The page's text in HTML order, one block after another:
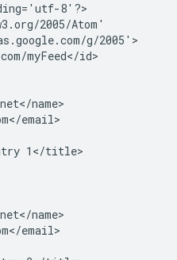
8'?>
2005/Atom'
g/2005'>
myFeed</id>
name>
email>
1</title>
name>
email>